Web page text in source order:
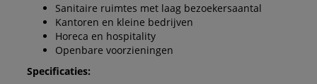
Sanitaire ruimtes met laag bezoekersaantal
Kantoren en kleine bedrijven
Horeca en hospitality
Openbare voorzieningen
Specificaties: